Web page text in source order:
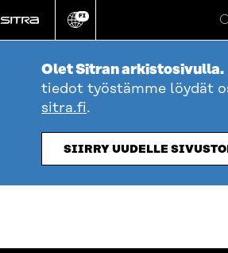
suoraan
sisältöön
Vaihda
kieli
FI
Olet Sitran arkistosivulla.
tiedot työstämme löydät
sitra.fi.
SIIRRY UUDELLE